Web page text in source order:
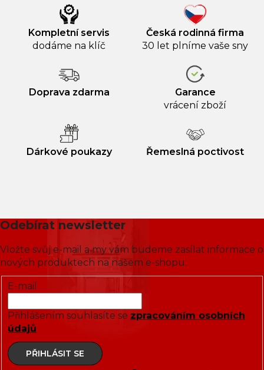
Kompletní servis
dodáme na klíč
Česká rodinná firma
30 let plníme vaše sny
Doprava zdarma
Garance
vrácení zboží
Dárkové poukazy Řemeslná poctivost
Odebírat newsletter
Vložte svůj e-mail a my vám budeme zasílat informace o
nových produktech na našem e-shopu.
E-mail
Přihlášením souhlasíte se zpracováním osobních
údajů
PŘIHLÁSIT SE